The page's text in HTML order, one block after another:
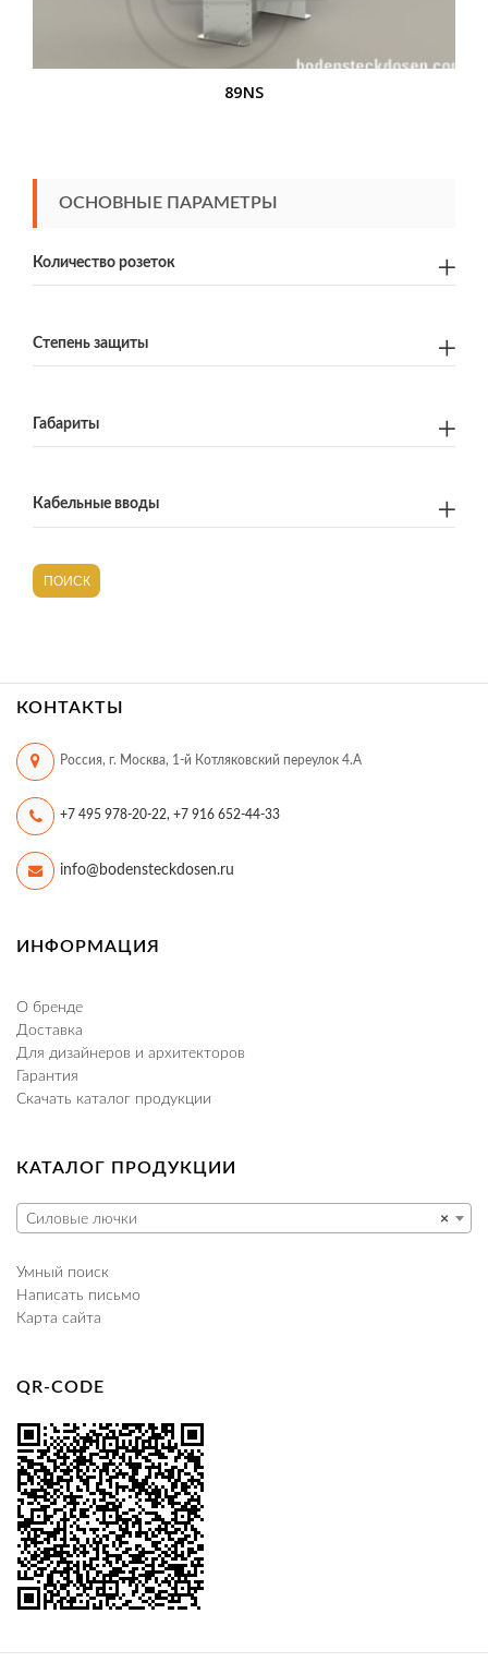
89NS
ОСНОВНЫЕ ПАРАМЕТРЫ
Количество розеток
Степень защиты
Габариты
Кабельные вводы
ПОИСК
КОНТАКТЫ
Россия, г. Москва, 1-й Котляковский переулок 4.А
+7 495 978-20-22, +7 916 652-44-33
info@bodensteckdosen.ru
ИНФОРМАЦИЯ
О бренде
Доставка
Для дизайнеров и архитекторов
Гарантия
Скачать каталог продукции
КАТАЛОГ ПРОДУКЦИИ
×
Силовые лючки
Умный поиск
Написать письмо
Карта сайта
QR-CODE